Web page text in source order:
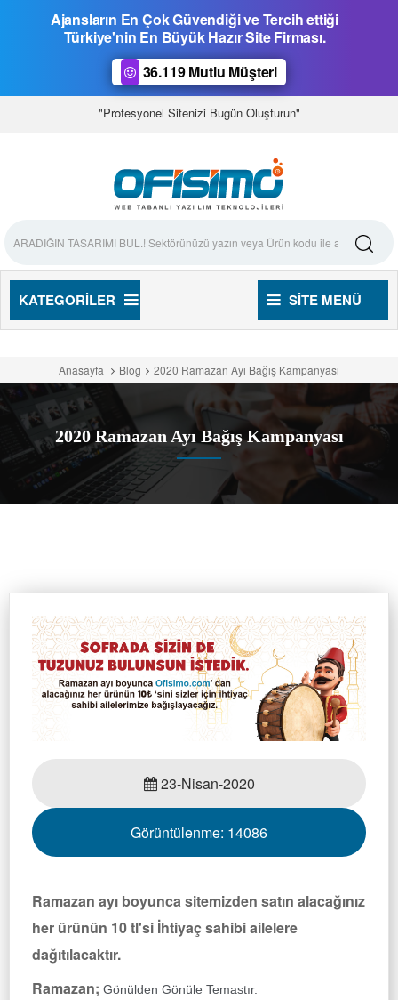
Ajansların En Çok Güvendiği ve Tercih ettiği
Türkiye'nin En Büyük Hazır Site Firması.
36.119 Mutlu Müşteri
"Profesyonel Sitenizi Bugün Oluşturun"
KATEGORILER SITE MENÜ
Anasayfa Blog 2020 Ramazan Ayı Bağış Kampanyası
2020 Ramazan Ayı Bağış Kampanyası
23-Nisan-2020
Görüntülenme: 14086
Ramazan ayı boyunca sitemizden satın alacağınız
her ürünün 10 tl'si İhtiyaç sahibi ailelere
dağıtılacaktır.
Ramazan; Gönülden Gönüle Temastır.